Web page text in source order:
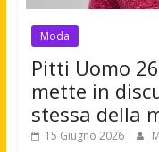
Moda
Pitti Uomo
mette in
stessa della
15 Giugno 2026